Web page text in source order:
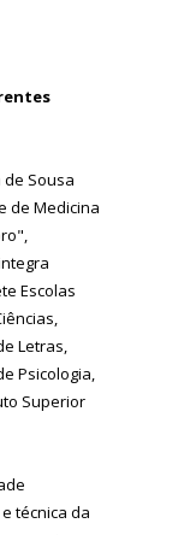
Sousa
de Medicina
Escolas
Letras,
Psicologia,
Superior
técnica da